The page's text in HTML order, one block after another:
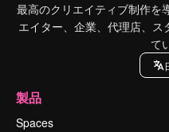
最高のクリエイティブ制作を
エイター、企業、代理店、
て
製品
Spaces